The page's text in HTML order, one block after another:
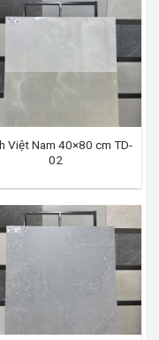
Việt Nam 40×80 cm TD-
02